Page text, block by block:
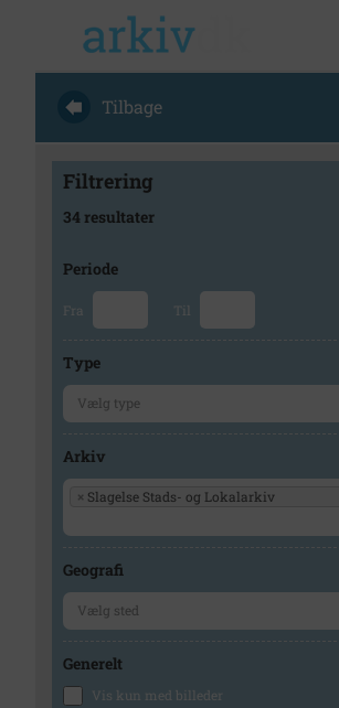
Tilbage
Filtrering
34 resultater
Periode
Fra Til
Type
Arkiv
× Slagelse Stads- og Lokalarkiv
Geografi
Generelt
Vis kun med billeder